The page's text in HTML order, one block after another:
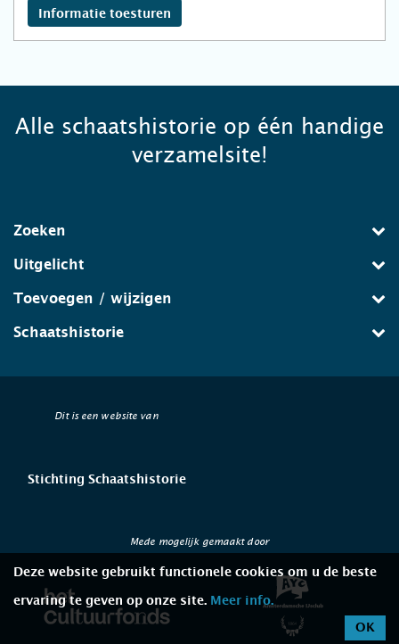
Informatie toesturen
Alle schaatshistorie op één handige
verzamelsite!
Zoeken
Uitgelicht
Toevoegen / wijzigen
Schaatshistorie
Dit is een website van
Stichting Schaatshistorie
Mede mogelijk gemaakt door
Deze website gebruikt functionele cookies om u de beste
ervaring te geven op onze site. Meer info.
OK